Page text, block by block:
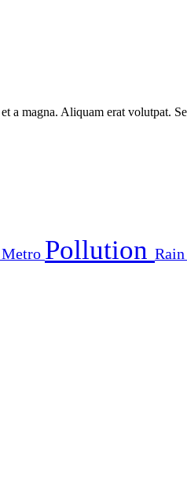
a magna. Aliquam erat volutpat.
Metro Pollution Rain